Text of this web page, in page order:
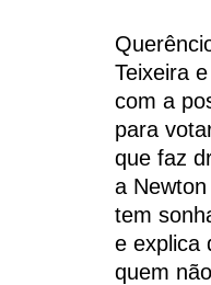
Teixeira
com a
para
que faz
a
tem
e explica
quem